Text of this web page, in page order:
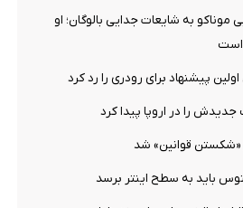
به شایعات جدایی بالوگان؛ او
است
پیشنهاد برای رودری را رد کرد
جدیدش را در اروپا پیدا کرد
«شکستن قوانین» شد
باید به سطح اینتر برسد